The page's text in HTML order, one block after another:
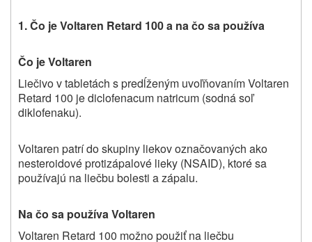
1. Čo je Voltaren Retard 100 a na čo sa používa
Čo je Voltaren
Liečivo v tabletách s predĺženým uvoľňovaním Voltaren
Retard 100 je diclofenacum natricum (sodná soľ
diklofenaku).
Voltaren patrí do skupiny liekov označovaných ako
nesteroidové protizápalové lieky (NSAID), ktoré sa
používajú na liečbu bolesti a zápalu.
Na čo sa používa Voltaren
Voltaren Retard 100 možno použiť na liečbu